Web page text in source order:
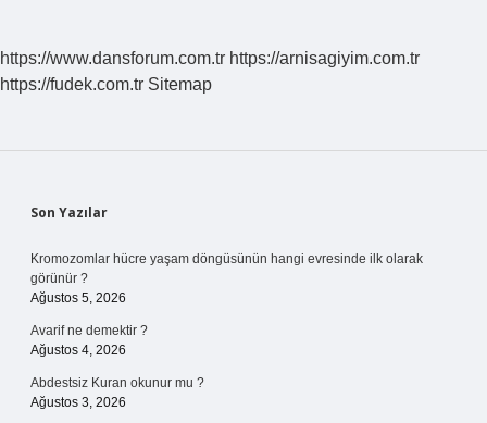
https://www.dansforum.com.tr https://arnisagiyim.com.tr
https://fudek.com.tr Sitemap
Sidebar
Son Yazılar
Kromozomlar hücre yaşam döngüsünün hangi evresinde ilk olarak
görünür ?
Ağustos 5, 2026
Avarif ne demektir ?
Ağustos 4, 2026
Abdestsiz Kuran okunur mu ?
Ağustos 3, 2026